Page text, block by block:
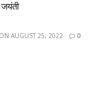
AUGUST 25, 2022
0